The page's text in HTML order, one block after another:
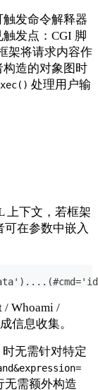
发命令解释器
发点：CGI 脚
架将请求内容作
造的对象图时
处理用户输
上下文，若框架
可在参数中嵌入
/ Whoami /
信息收集。
时无需针对特定
无需额外构造